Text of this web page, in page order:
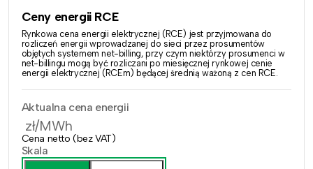
Ceny energii RCE
Rynkowa cena energii elektrycznej (RCE) jest przyjmowana do
rozliczeń energii wprowadzanej do sieci przez prosumentów
objętych systemem net-billing, przy czym niektórzy prosumenci w
net-billingu mogą być rozliczani po miesięcznej rynkowej cenie
energii elektrycznej (RCEm) będącej średnią ważoną z cen RCE.
Aktualna cena energii
zł/MWh
Cena netto (bez VAT)
Skala